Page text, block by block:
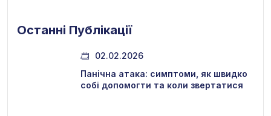
Останні Публікації
02.02.2026
Панічна атака: симптоми, як швидко
собі допомогти та коли звертатися